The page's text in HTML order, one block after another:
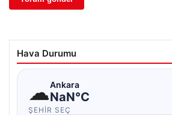
Hava Durumu
☁Ankara
NaN°C
ŞEHIR SEÇ